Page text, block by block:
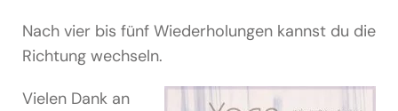
Nach vier bis fünf Wiederholungen kannst du die
Richtung wechseln.
Vielen Dank an